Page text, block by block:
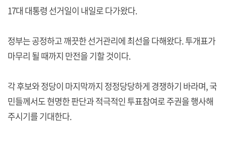
17대 대통령 선거일이 내일로 다가왔다.
정부는 공정하고 깨끗한 선거관리에 최선을 다해왔다. 투개표가
마무리 될 때까지 만전을 기할 것이다.
각 후보와 정당이 마지막까지 정정당당하게 경쟁하기 바라며, 국
민들께서도 현명한 판단과 적극적인 투표참여로 주권을 행사해
주시기를 기대한다.